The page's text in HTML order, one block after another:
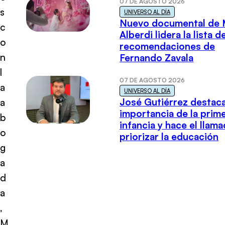
s
c
o
n
l
a
a
b
o
g
a
d
a
,
UNIVERSO AL DÍA
Nuevo documental de
Alberdi lidera la lista
recomendaciones de
Fernando Zavala
07 DE AGOSTO 2026
UNIVERSO AL DÍA
José Gutiérrez
importancia de la
infancia y hace el
priorizar la educación